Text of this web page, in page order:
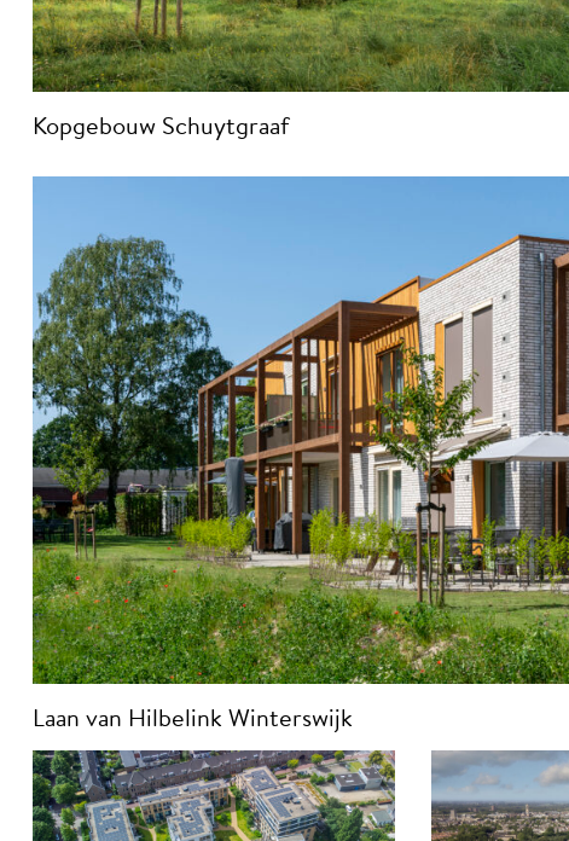
Kopgebouw Schuytgraaf
Laan van Hilbelink Winterswijk